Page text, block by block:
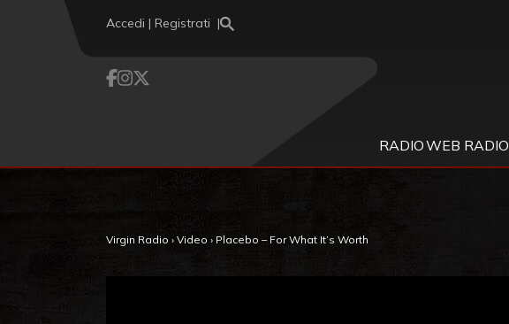
Accedi | Registrati
RADIOWEB RADIO
Virgin Radio › Video › Placebo – For What It’s Worth